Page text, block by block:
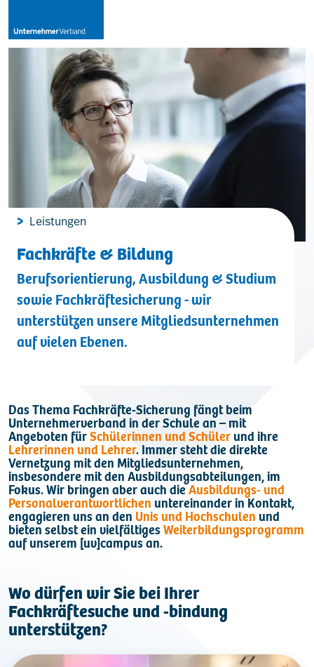
Leistungen
Mitglieder
[uv]campus | Seminare
News & Termine
Verband
Kontakt
Leistungen
Fachkräfte & Bildung
Berufsorientierung, Ausbildung & Studium
sowie Fachkräftesicherung - wir
unterstützen unsere Mitgliedsunternehmen
auf vielen Ebenen.
Das Thema Fachkräfte-Sicherung fängt beim
Unternehmerverband in der Schule an – mit
Angeboten fürSchülerinnen und Schülerund ihre
Lehrerinnen und Lehrer. Immer steht die direkte
Vernetzung mit den Mitgliedsunternehmen,
insbesondere mit den Ausbildungsabteilungen, im
Fokus. Wir bringen aber auch dieAusbildungs- und
Personalverantwortlichen untereinander in Kontakt,
engagieren uns an den Unis und Hochschulen und
bieten selbst ein vielfältigesWeiterbildungsprogramm
auf unserem [uv]campus an.
Wo dürfen wir Sie bei Ihrer
Fachkräftesuche und -bindung
unterstützen?